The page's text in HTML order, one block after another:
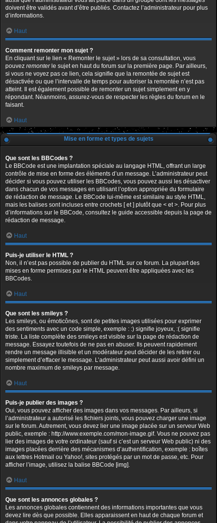
doivent être validés avant d’être publiés. Contactez l’administrateur pour plus
d’informations.
Haut
Comment remonter mon sujet ?
En cliquant sur le lien « Remonter le sujet » lors de sa consultation, vous
pouvez remonterle sujet en haut du forum sur la première page. Par ailleurs,
si vous ne voyez pas ce lien, cela signifie que la remontée de sujet est
désactivée ou que l’intervalle de temps pour autoriser la remontée n’est pas
atteint. Il est également possible de remonter un sujet simplement en y
répondant. Néanmoins, assurez-vous de respecter les règles du forum en le
faisant.
Haut
Mise en forme et types de sujets
Que sont les BBCodes ?
Le BBCode est une implantation spéciale au langage HTML, offrant un large
contrôle de mise en forme des éléments d’un message. L’administrateur peut
décider si vous pouvez utiliser les BBCodes, vous pouvez aussi les désactiver
dans chacun de vos messages en utilisant l’option appropriée du formulaire
de rédaction de message. Le BBCode lui-même est similaire au style HTML,
mais les balises sont incluses entre crochets [ et ] plutôt que < et >. Pour plus
d’informations sur le BBCode, consultez le guide accessible depuis la page de
rédaction de message.
Haut
Puis-je utiliser le HTML ?
Non, il n’est pas possible de publier du HTML sur ce forum. La plupart des
mises en forme permises par le HTML peuvent être appliquées avec les
BBCodes.
Haut
Que sont les smileys ?
Les smileys, ou émoticônes, sont de petites images utilisées pour exprimer
des sentiments avec un code simple, exemple : :) signifie joyeux, :( signifie
triste. La liste complète des smileys est visible sur la page de rédaction de
message. Essayez toutefois de ne pas en abuser. Ils peuvent rapidement
rendre un message illisible et un modérateur peut décider de les retirer ou
simplement d’effacer le message. L’administrateur peut aussi avoir défini un
nombre maximum de smileys par message.
Haut
Puis-je publier des images ?
Oui, vous pouvez afficher des images dans vos messages. Par ailleurs, si
l’administrateur a autorisé les fichiers joints, vous pouvez charger une image
sur le forum. Autrement, vous devez lier une image placée sur un serveur Web
public, exemple : http://www.exemple.com/mon-image.gif. Vous ne pouvez pas
lier des images de votre ordinateur (sauf si c’est un serveur Web public) ni des
images placées derrière des mécanismes d’authentification, exemple : boîtes
aux lettres Hotmail ou Yahoo!, sites protégés par un mot de passe, etc. Pour
afficher l’image, utilisez la balise BBCode [img].
Haut
Que sont les annonces globales ?
Les annonces globales contiennent des informations importantes que vous
devez lire dès que possible. Elles apparaissent en haut de chaque forum et